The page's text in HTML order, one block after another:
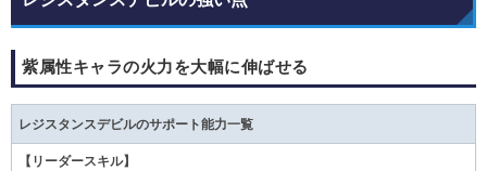
紫属性キャラの火力を大幅に伸ばせる
レジスタンスデビルのサポート能力一覧
【リーダースキル】